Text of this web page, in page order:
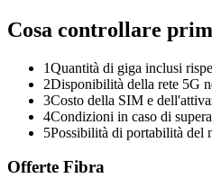
Cosa controllare
1Quantità di giga inclusi
2Disponibilità della rete 5G
3Costo della SIM e
4Condizioni in caso di
5Possibilità di portabilità del
Offerte Fibra